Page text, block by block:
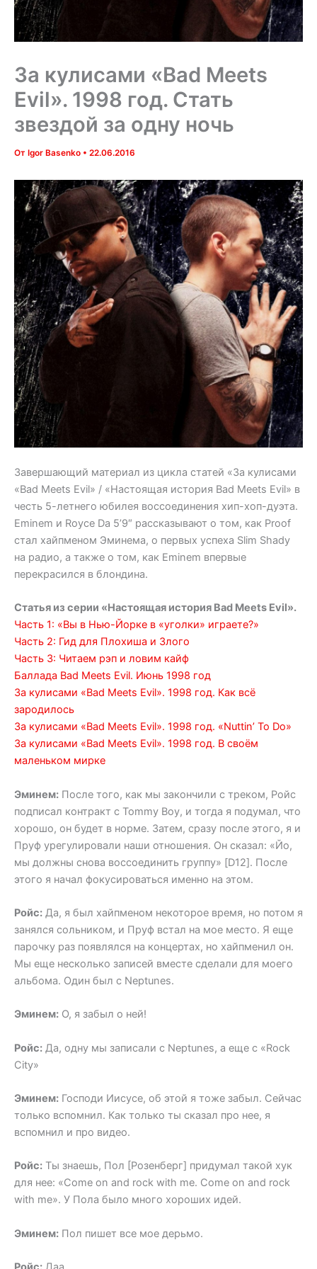
За кулисами «Bad Meets
Evil». 1998 год. Стать
звездой за одну ночь
От Igor Basenko • 22.06.2016
Завершающий материал из цикла статей «За кулисами
«Bad Meets Evil» / «Настоящая история Bad Meets Evil» в
честь 5-летнего юбилея воссоединения хип-хоп-дуэта.
Eminem и Royce Da 5’9″ рассказывают о том, как Proof
стал хайпменом Эминема, о первых успеха Slim Shady
на радио, а также о том, как Eminem впервые
перекрасился в блондина.
Статья из серии «Настоящая история Bad Meets Evil».
Часть 1: «Вы в Нью-Йорке в «уголки» играете?»
Часть 2: Гид для Плохиша и Злого
Часть 3: Читаем рэп и ловим кайф
Баллада Bad Meets Evil. Июнь 1998 год
За кулисами «Bad Meets Evil». 1998 год. Как всё
зародилось
За кулисами «Bad Meets Evil». 1998 год. «Nuttin’ To Do»
За кулисами «Bad Meets Evil». 1998 год. В своём
маленьком мирке
Эминем: После того, как мы закончили с треком, Ройс
подписал контракт с Tommy Boy, и тогда я подумал, что
хорошо, он будет в норме. Затем, сразу после этого, я и
Пруф урегулировали наши отношения. Он сказал: «Йо,
мы должны снова воссоединить группу» [D12]. После
этого я начал фокусироваться именно на этом.
Ройс: Да, я был хайпменом некоторое время, но потом я
занялся сольником, и Пруф встал на мое место. Я еще
парочку раз появлялся на концертах, но хайпменил он.
Мы еще несколько записей вместе сделали для моего
альбома. Один был с Neptunes.
Эминем: О, я забыл о ней!
Ройс: Да, одну мы записали с Neptunes, а еще с «Rock
City»
Эминем: Господи Иисусе, об этой я тоже забыл. Сейчас
только вспомнил. Как только ты сказал про нее, я
вспомнил и про видео.
Ройс: Ты знаешь, Пол [Розенберг] придумал такой хук
для нее: «Come on and rock with me. Come on and rock
with me». У Пола было много хороших идей.
Эминем: Пол пишет все мое дерьмо.